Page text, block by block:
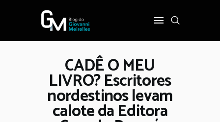
CADÊ O MEU
LIVRO? Escritores
nordestinos levam
calote da Editora
INÍCIO
POLÍTICA
COTIDIANO
OPINIÃO